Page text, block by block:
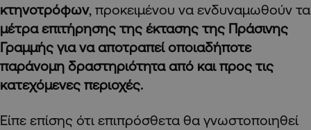
κτηνοτρόφων, προκειμένου να ενδυναμωθούν τα
μέτρα επιτήρησης της έκτασης της Πράσινης
Γραμμής για να αποτραπεί οποιαδήποτε
παράνομη δραστηριότητα από και προς τις
κατεχόμενες περιοχές.
Είπε επίσης ότι επιπρόσθετα θα γνωστοποιηθεί